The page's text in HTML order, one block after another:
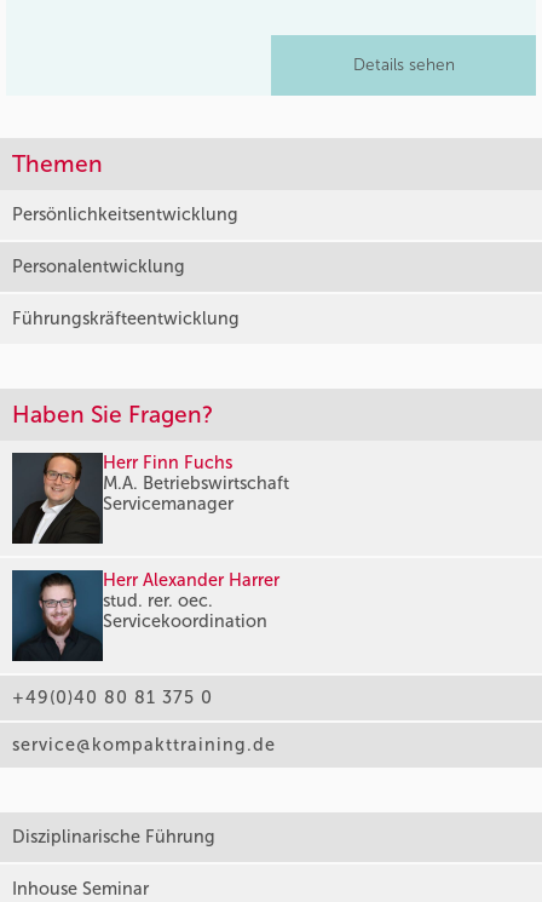
Details sehen
Themen
Persönlichkeitsentwicklung
Personalentwicklung
Führungskräfteentwicklung
Haben Sie Fragen?
Herr Finn Fuchs
M.A. Betriebswirtschaft
Servicemanager
Herr Alexander Harrer
stud. rer. oec.
Servicekoordination
+49(0)40 80 81 375 0
service@kompakttraining.de
Disziplinarische Führung
Inhouse Seminar